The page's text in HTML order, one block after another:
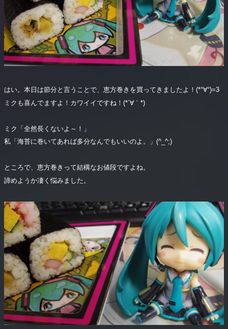
はい。本日は節分と言うことで、恵方巻きを買ってきましたよ！(*°∀°)=3
ミクも喜んでますよ！カワイイですね！(*´∀｀*)
ミク「全然長くないよ～！」
私「海苔に巻いてあれば多分なんでもいいのよ。」(^_^;)
ところで、恵方巻きって結構なお値段ですよね。
諦めようか凄く悩みました。